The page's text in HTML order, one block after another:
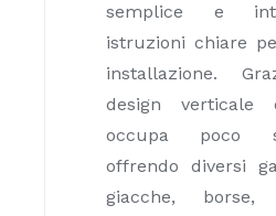
semplice e
istruzioni chiare
installazione.
design verticale
occupa poco
offrendo diversi
giacche,